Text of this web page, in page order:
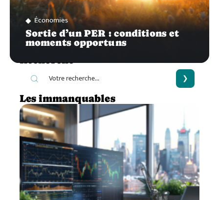
Économies
Sortie d’un PER : conditions et
moments opportuns
Recherche
Les immanquables